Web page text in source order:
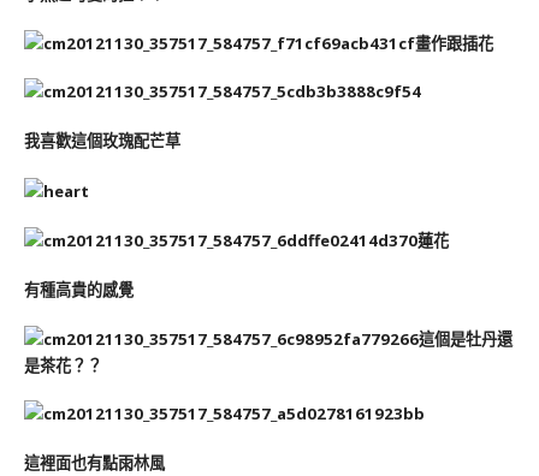
畫作跟插花
我喜歡這個玫瑰配芒草
蓮花
有種高貴的感覺
這個是牡丹還
是茶花？？
這裡面也有點雨林風